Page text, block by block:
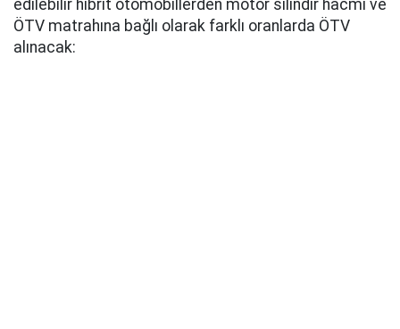
edilebilir hibrit otomobillerden motor silindir hacmi ve
ÖTV matrahına bağlı olarak farklı oranlarda ÖTV
alınacak: